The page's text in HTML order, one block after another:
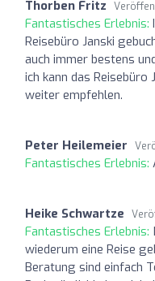
Thorben Fritz
Fantastisches Erlebnis:
Reisebüro Janski
auch immer bestens
ich kann das Reisebüro
weiter empfehlen.
Peter Heilemeier
Fantastisches Erlebnis:
Heike Schwartze
Fantastisches Erlebnis:
wiederum eine Reise
Beratung sind einfach